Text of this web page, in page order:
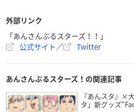
外部リンク
「あんさんぶるスターズ！！」
公式サイト／ Twitter
あんさんぶるスターズ！の関連記事
『あんスタ』×
タ」新グッズ